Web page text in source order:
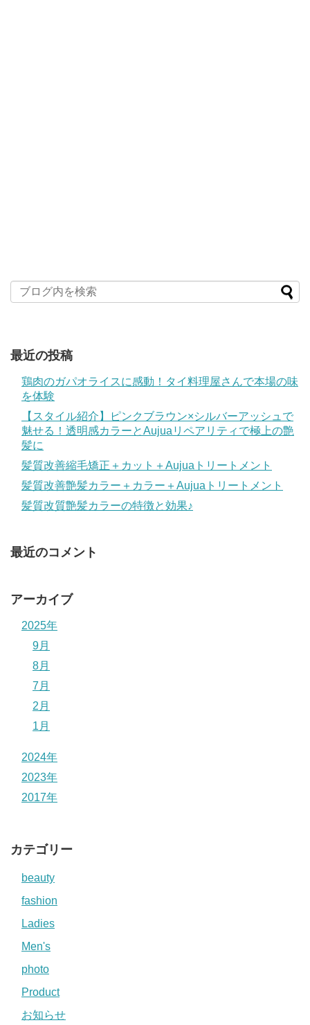
最近の投稿
鶏肉のガパオライスに感動！タイ料理屋さんで本場の味
を体験
【スタイル紹介】ピンクブラウン×シルバーアッシュで
魅せる！透明感カラーとAujuaリペアリティで極上の艶
髪に
髪質改善縮毛矯正＋カット＋Aujuaトリートメント
髪質改善艶髪カラー＋カラー＋Aujuaトリートメント
髪質改質艶髪カラーの特徴と効果♪
最近のコメント
アーカイブ
2025年
9月
8月
7月
2月
1月
2024年
2023年
2017年
カテゴリー
beauty
fashion
Ladies
Men's
photo
Product
お知らせ